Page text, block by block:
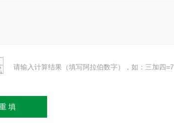
请输入计算结果（填写阿拉伯数字），如：三加四=7